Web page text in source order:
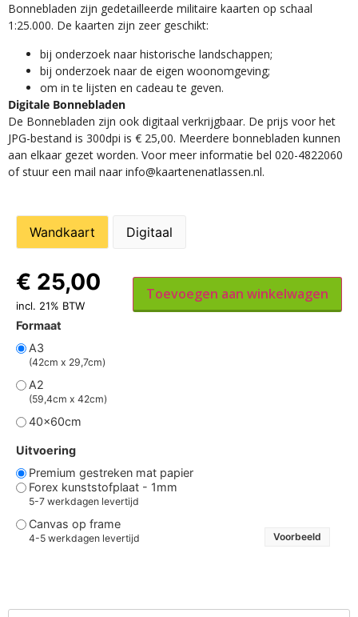
Bonnebladen zijn gedetailleerde militaire kaarten op schaal
1:25.000. De kaarten zijn zeer geschikt:​
​bij onderzoek naar historische landschappen;
bij onderzoek naar de eigen woonomgeving;
om in te lijsten en cadeau te geven.
Digitale Bonnebladen
De Bonnebladen zijn ook digitaal verkrijgbaar. De prijs voor het
JPG-bestand is 300dpi is € 25,00. Meerdere bonnebladen kunnen
aan elkaar gezet worden. Voor meer informatie bel 020-4822060
of stuur een mail naar info@kaartenenatlassen.nl.
Wandkaart Digitaal
Formaat
A3
(42cm x 29,7cm)
A2
(59,4cm x 42cm)
40x60cm
Uitvoering
Premium gestreken mat papier
Forex kunststofplaat - 1mm
5-7 werkdagen levertijd
Canvas op frame
4-5 werkdagen levertijd Voorbeeld
€ 25,00
incl. 21% BTW
Toevoegen aan winkelwagen